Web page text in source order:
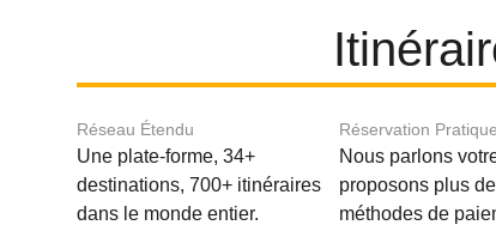
Réseau Étendu
Une plate-forme, 34+
destinations, 700+ itinéraires
dans le monde entier.
Réservation Pratique
Nous parlons
proposons plus
méthodes de